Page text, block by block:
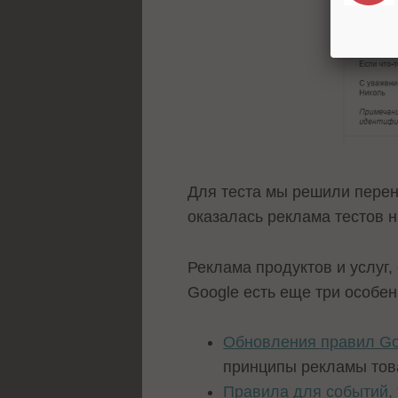
Для теста мы решили
оказалась реклама
Реклама продуктов и
Google есть еще три
Обновления правил
принципы рекламы
Правила для событий,